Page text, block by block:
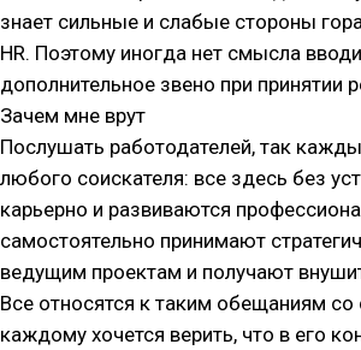
знает сильные и слабые стороны
HR. Поэтому иногда нет смысла
дополнительное звено при принятии
Зачем мне врут
Послушать работодателей, так
любого соискателя: все здесь без
карьерно и развиваются
самостоятельно принимают
ведущим проектам и получают
Все относятся к таким обещаниям со
каждому хочется верить, что в его